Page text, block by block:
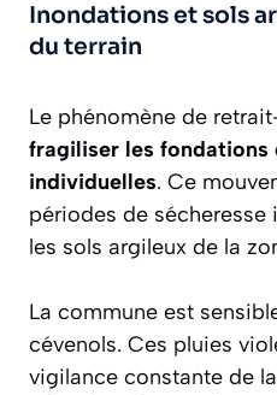
Inondations et sols
du terrain
Le phénomène de
fragiliser les fondations
individuelles. Ce
périodes de sécheresse
les sols argileux de la
La commune est
cévenols. Ces pluies
vigilance constante de